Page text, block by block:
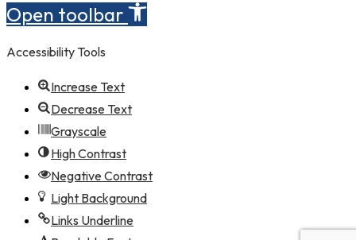
Open toolbar
Accessibility Tools
Increase Text
Decrease Text
Grayscale
High Contrast
Negative Contrast
Light Background
Links Underline